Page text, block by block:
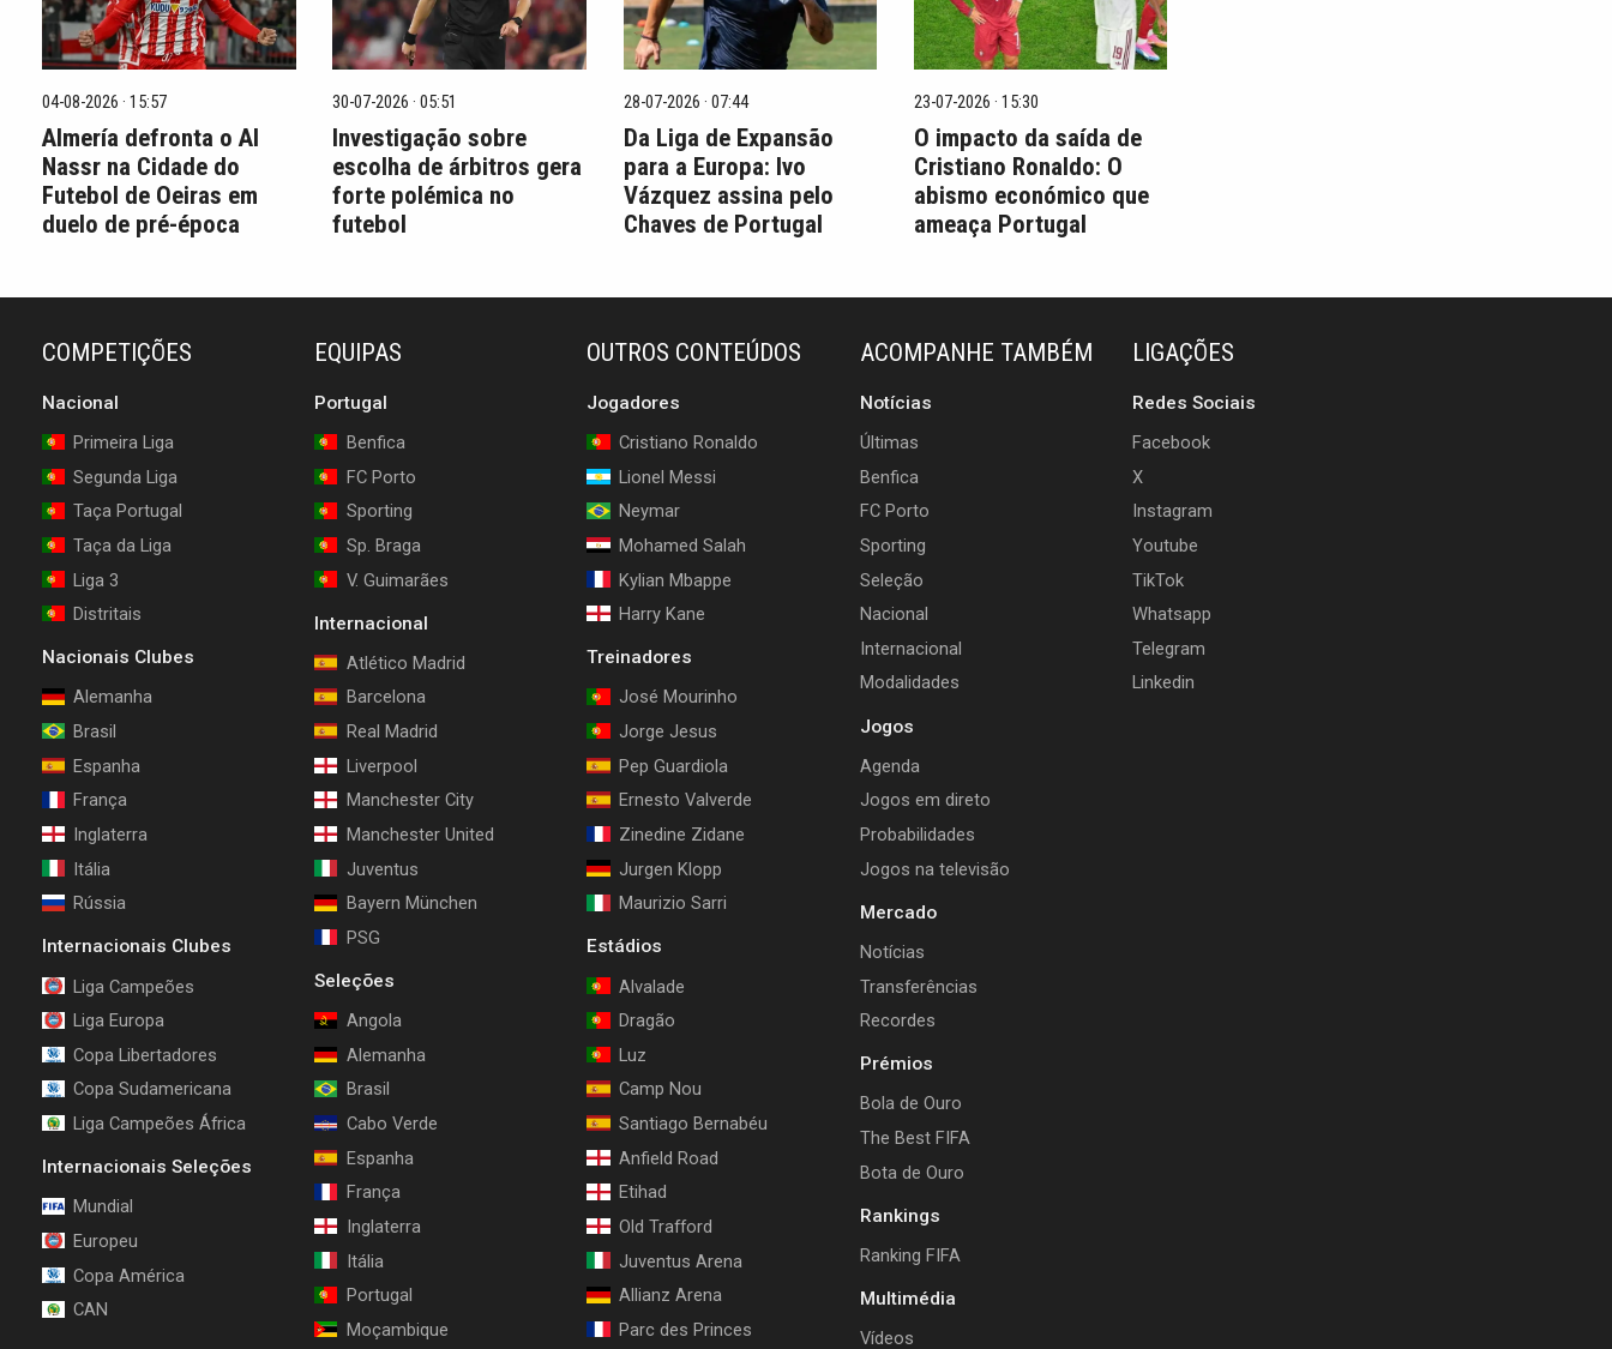
04-08-2026 · 15:57
Almería defronta o Al
Nassr na Cidade do
Futebol de Oeiras em
duelo de pré-época
30-07-2026 · 05:51
Investigação sobre
escolha de árbitros gera
forte polémica no
futebol
28-07-2026 · 07:44
Da Liga de Expansão
para a Europa: Ivo
Vázquez assina pelo
Chaves de Portugal
23-07-2026 · 15:30
O impacto da saída de
Cristiano Ronaldo: O
abismo económico que
ameaça Portugal
COMPETIÇÕES
Nacional
Primeira Liga
Segunda Liga
Taça Portugal
Taça da Liga
Liga 3
Distritais
Nacionais Clubes
Alemanha
Brasil
Espanha
França
Inglaterra
Itália
Rússia
Internacionais Clubes
Liga Campeões
Liga Europa
Copa Libertadores
Copa Sudamericana
Liga Campeões África
Internacionais Seleções
Mundial
Europeu
Copa América
CAN
EQUIPAS
Portugal
Benfica
FC Porto
Sporting
Sp. Braga
V. Guimarães
Internacional
Atlético Madrid
Barcelona
Real Madrid
Liverpool
Manchester City
Manchester United
Juventus
Bayern München
PSG
Seleções
Angola
Alemanha
Brasil
Cabo Verde
Espanha
França
Inglaterra
Itália
Portugal
Moçambique
OUTROS CONTEÚDOS
Jogadores
Cristiano Ronaldo
Lionel Messi
Neymar
Mohamed Salah
Kylian Mbappe
Harry Kane
Treinadores
José Mourinho
Jorge Jesus
Pep Guardiola
Ernesto Valverde
Zinedine Zidane
Jurgen Klopp
Maurizio Sarri
Estádios
Alvalade
Dragão
Luz
Camp Nou
Santiago Bernabéu
Anfield Road
Etihad
Old Trafford
Juventus Arena
Allianz Arena
Parc des Princes
ACOMPANHE TAMBÉM
Notícias
Últimas
Benfica
FC Porto
Sporting
Seleção
Nacional
Internacional
Modalidades
Jogos
Agenda
Jogos em direto
Probabilidades
Jogos na televisão
Mercado
Notícias
Transferências
Recordes
Prémios
Bola de Ouro
The Best FIFA
Bota de Ouro
Rankings
Ranking FIFA
Multimédia
Vídeos
LIGAÇÕES
Redes Sociais
Facebook
X
Instagram
Youtube
TikTok
Whatsapp
Telegram
Linkedin